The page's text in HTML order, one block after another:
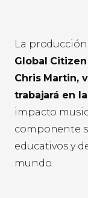
La
Global Citizen
Chris Martin,
trabajará en
impacto
componente
educativos y
mundo.